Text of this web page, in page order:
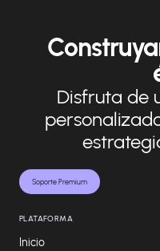
Soporte Premium
Disfruta de
PLATAFORMA
Inicio